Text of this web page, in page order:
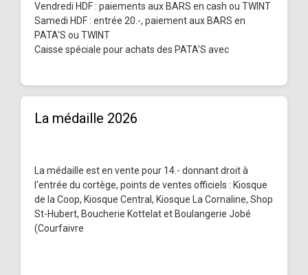
Vendredi HDF : paiements aux BARS en cash ou TWINT
Samedi HDF : entrée 20.-, paiement aux BARS en
PATA'S ou TWINT
Caisse spéciale pour achats des PATA'S avec
La médaille 2026
La médaille est en vente pour 14.- donnant droit à
l'entrée du cortège, points de ventes officiels : Kiosque
de la Coop, Kiosque Central, Kiosque La Cornaline, Shop
St-Hubert, Boucherie Kottelat et Boulangerie Jobé
(Courfaivre